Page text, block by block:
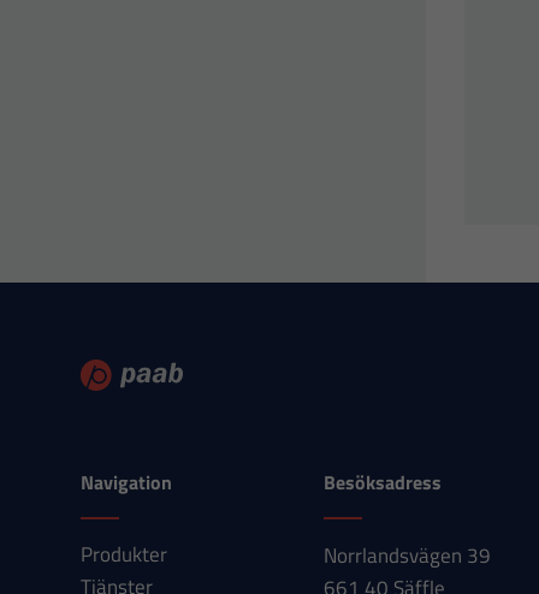
Navigation
Produkter
Tjänster
Besöksadress
Norrlandsvägen 39